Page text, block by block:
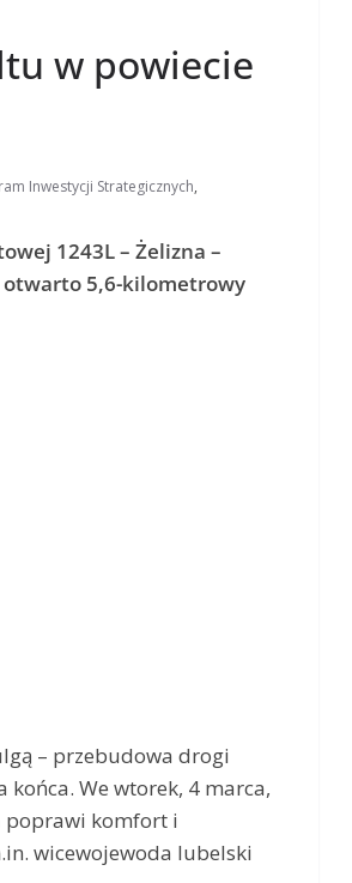
w powiecie
Inwestycji Strategicznych,
1243L – Żelizna –
otwarto 5,6-kilometrowy
– przebudowa drogi
We wtorek, 4 marca,
poprawi komfort i
wicewojewoda lubelski